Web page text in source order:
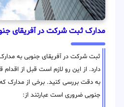
مدارک ثبت شرکت در آفریقای
ثبت شرکت در آفریقای جنوبی به
دارد. از این رو لازم است قبل از اقدام
به دقت بررسی کنید. برخی از مدارک
جنوبی ضروری است عبارتند از: